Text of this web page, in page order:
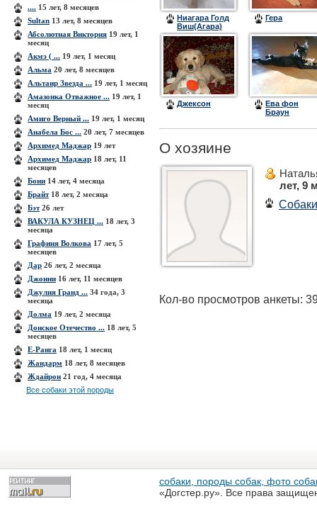
.... 15 лет, 8 месяцев
Sultan 13 лет, 8 месяцев
Абсолютная Виктория 19 лет, 1
месяц
Акмэ ( ... 19 лет, 1 месяц
Альма 20 лет, 8 месяцев
Альтаир Звезда ... 19 лет, 1 месяц
Амазонка Отважное ... 19 лет, 1
месяц
Амиго Верный ... 19 лет, 1 месяц
Анабела Бос ... 20 лет, 7 месяцев
Архимед Маджар 19 лет
Архимед Маджар 18 лет, 11
месяцев
Бони 14 лет, 4 месяца
Брайт18 лет, 2 месяца
Бэт26 лет
ВАКУЛА КУЗНЕЦ ... 18 лет, 3
месяца
Графиня Волкова 17 лет, 5
месяцев
Дар 26 лет, 2 месяца
Джонни 16 лет, 11 месяцев
Джулия Гранд ... 34 года, 3
месяца
Долма 19 лет, 2 месяца
Донское Отечество ... 18 лет, 5
месяцев
Е-Ранга 18 лет, 1 месяц
Жандарм 18 лет, 8 месяцев
Ждайрон 21 год, 4 месяца
Все собаки этой породы
Ниагара Голд
Виш(Агара)
Гера
Джексон
Ева фон
Браун
О хозяине
лет, 9
Собаки
Кол-во просмотров анкеты:
собаки, породы собак, фото
«Догстер.ру». Все права